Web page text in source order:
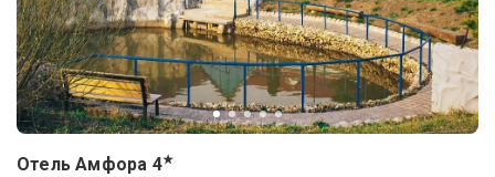
Отель Амфора 4★